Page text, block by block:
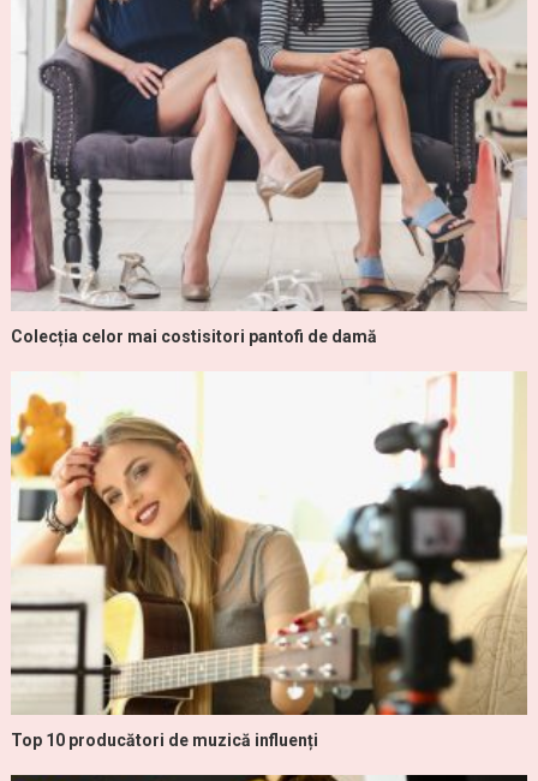
Colecția celor mai costisitori pantofi de damă
Top 10 producători de muzică influenți